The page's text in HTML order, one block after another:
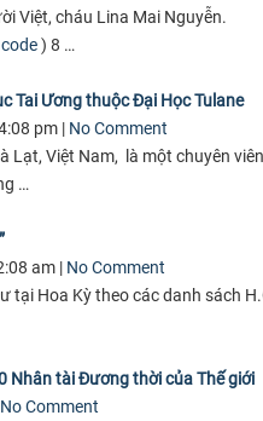
Việt, cháu Lina Mai Nguyễn.
code) 8 …
Tai Ương thuộc Đại Học Tulane
pm | No Comment
Lạt, Việt Nam, là một chuyên
…
am | No Comment
tại Hoa Kỳ theo các danh sách
Nhân tài Đương thời của Thế giới
No Comment